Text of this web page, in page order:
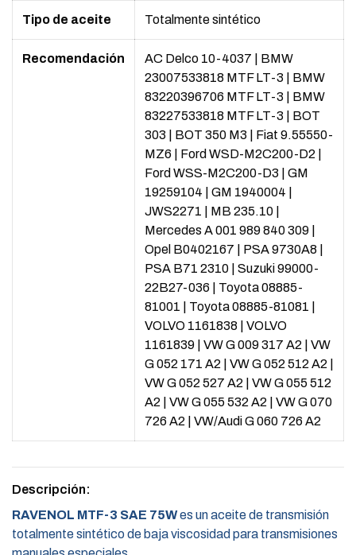
Tipo de aceite Totalmente sintético
Recomendación AC Delco 10-4037
BMW
23007533818 MTF LT-3
BMW
83220396706 MTF LT-3
BMW
83227533818 MTF LT-3
BOT
303
BOT 350 M3
Fiat 9.55550-
MZ6
Ford WSD-M2C200-D2
Ford WSS-M2C200-D3
GM
19259104
GM 1940004
JWS2271
MB 235.10
Mercedes A 001 989 840 309
Opel B0402167
PSA 9730A8
PSA B71 2310
Suzuki 99000-
22B27-036
Toyota 08885-
81001
Toyota 08885-81081
VOLVO 1161838
VOLVO
1161839
VW G 009 317 A2
VW
G 052 171 A2
VW G 052 512 A2
VW G 052 527 A2
VW G 055 512
A2
VW G 055 532 A2
VW G 070
726 A2
VW/Audi G 060 726 A2
Descripción:
RAVENOL MTF-3 SAE 75Wes un aceite de transmisión
totalmente sintético de baja viscosidad para transmisiones